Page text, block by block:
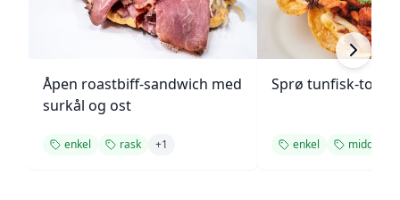
Åpen roastbiff-sandwich med
surkål og ost
enkel rask +1
Sprø tunfisk-
enkel middag